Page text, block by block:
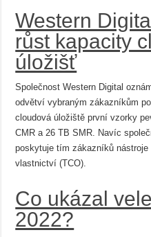
Western
růst kapacity
úložišť
Společnost Western Digital
odvětví vybraným zákazníkům
cloudová úložiště první vzorky
CMR a 26 TB SMR. Navíc
poskytuje tím zákazníků
vlastnictví (TCO).
Co ukázal
2022?